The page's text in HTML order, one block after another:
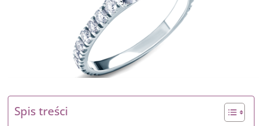
Spis treści